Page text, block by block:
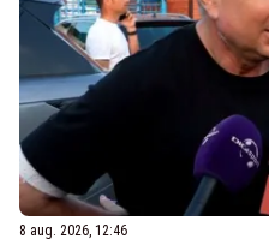
8 aug. 2026, 12:46